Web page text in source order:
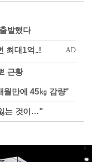
발했다
근황
월만에 45㎏ 감량"
는 것이…"